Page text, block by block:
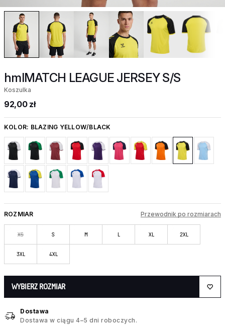
hmlMATCH LEAGUE JERSEY S/S
Koszulka
92,00 zł
KOLOR: BLAZING YELLOW/BLACK
ROZMIAR Przewodnik po rozmiarach
XS S M L XL 2XL
3XL 4XL
WYBIERZ ROZMIAR
Dostawa
Dostawa w ciągu 4–5 dni roboczych.